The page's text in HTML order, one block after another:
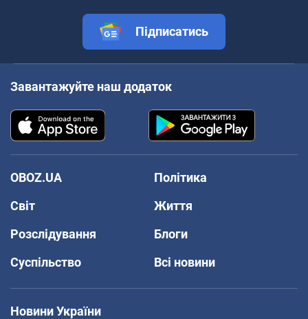
Підписатись
Завантажуйте наш додаток
OBOZ.UA
Політика
Світ
Життя
Розслідування
Блоги
Суспільство
Всі новини
Новини України